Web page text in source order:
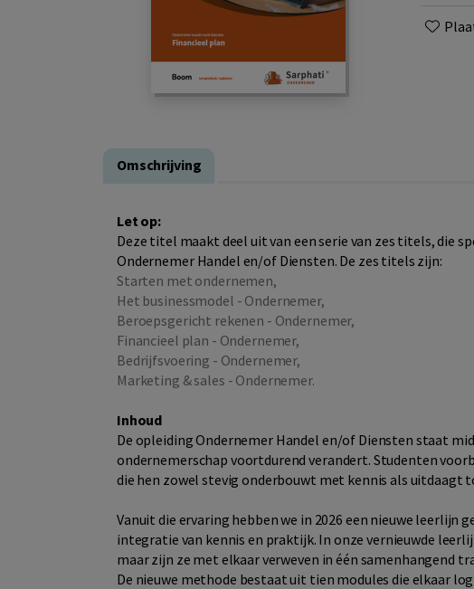
Omschrijving
Let op:
Deze titel maakt deel uit van een serie van zes titels, die
Ondernemer Handel en/of Diensten. De zes titels zijn:
Starten met ondernemen,
Het businessmodel - Ondernemer,
Beroepsgericht rekenen - Ondernemer,
Financieel plan - Ondernemer,
Bedrijfsvoering - Ondernemer,
Marketing & sales - Ondernemer.
Inhoud
De opleiding Ondernemer Handel en/of Diensten staat
ondernemerschap voortdurend verandert. Studenten
die hen zowel stevig onderbouwt met kennis als uitdaagt
Vanuit die ervaring hebben we in 2026 een nieuwe leerlijn
integratie van kennis en praktijk. In onze vernieuwde
maar zijn ze met elkaar verweven in één samenhangend
De nieuwe methode bestaat uit tien modules die elkaar